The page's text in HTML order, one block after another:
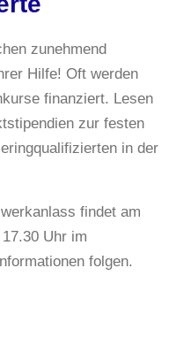
zunehmend
Hilfe! Oft werden
finanziert. Lesen
zur festen
in der
findet am
Uhr im
folgen.